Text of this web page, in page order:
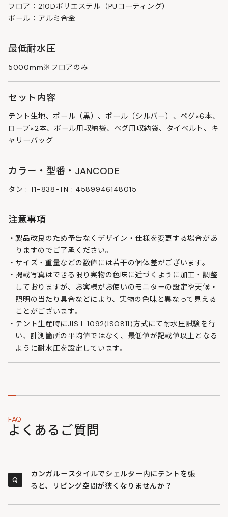
フロア：210Dポリエステル（PUコーティング）
ポール：アルミ合金
最低耐水圧
5000mm※フロアのみ
セット内容
テント生地、ポール（黒）、ポール（シルバー）、ペグ×6本、
ロープ×2本、ポール用収納袋、ペグ用収納袋、タイベルト、キ
ャリーバッグ
カラー・型番・JANCODE
タン : T1-838-TN : 4589946148015
注意事項
製品改良のため予告なくデザイン・仕様を変更する場合があ
りますのでご了承ください。
サイズ・重量などの数値には若干の個体差がございます。
掲載写真はできる限り実物の色味に近づくように加工・調整
しておりますが、お客様がお使いのモニターの設定や天候・
照明の当たり具合などにより、実物の色味と異なって見える
ことがございます。
テント生産時にJIS L 1092(ISO811)方式にて耐水圧試験を行
い、計測箇所の平均値ではなく、最低値が記載値以上となる
ように耐水圧を設定しています。
FAQ
よくあるご質問
Q
カンガルースタイルでシェルター内にテントを張
ると、リビング空間が狭くなりませんか？